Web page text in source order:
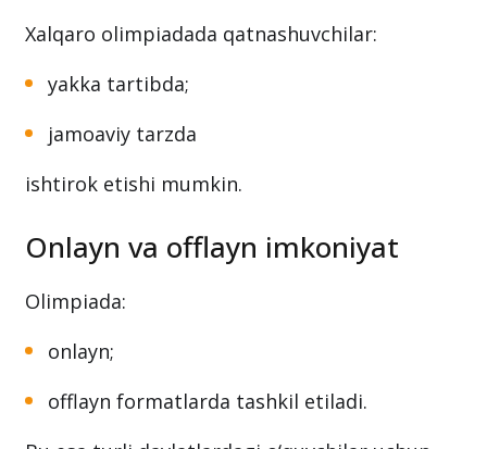
Xalqaro olimpiadada qatnashuvchilar:
yakka tartibda;
jamoaviy tarzda
ishtirok etishi mumkin.
Onlayn va offlayn imkoniyat
Olimpiada:
onlayn;
offlayn formatlarda tashkil etiladi.